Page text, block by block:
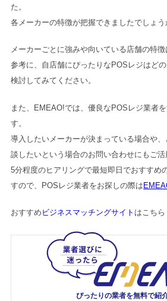
た。
各メーカーの特徴が把握できましたでしょう
メーカーごとに強みや向いている店舗の特
参考に、自店舗にぴったりなPOSレジはど
検討してみてください。
また、EMEAO!では、優良なPOSレジ業者
す。
導入したいメーカーが決まっている場合や
談したいという場合のお問い合わせにもご活
5分程度のヒアリングで最短即日でおすすめ
すので、POSレジ業者をお探しの際は
おすすめ ビジネスマッチングサイト はこちら
ぴったりの業者を無料で紹